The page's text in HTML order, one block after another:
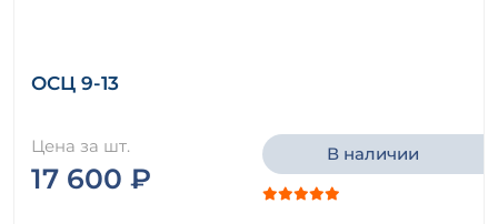
ОСЦ 9-13
Цена за шт.
17 600 ₽
В наличии